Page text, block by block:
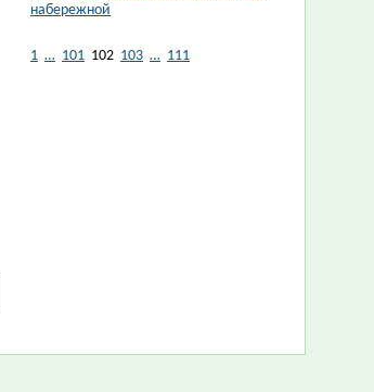
набережной
1 … 101 102 103 … 111